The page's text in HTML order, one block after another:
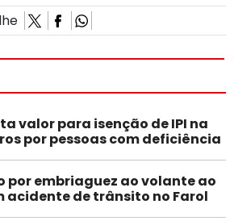
valor para isenção de IPI na
por pessoas com deficiência
por embriaguez ao volante ao
acidente de trânsito no Farol